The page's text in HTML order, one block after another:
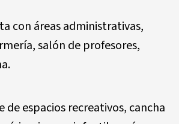
con áreas administrativas,
salón de profesores,
de espacios recreativos, cancha